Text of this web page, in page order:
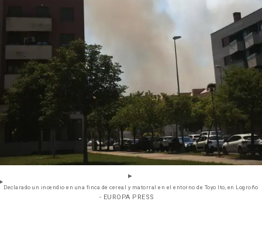
Declarado un incendio en una finca de cereal y matorral en el entorno de Toyo Ito, en Logroño
- EUROPA PRESS